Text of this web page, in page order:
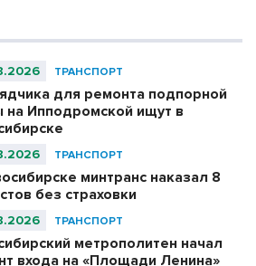
ТРАНСПОРТ
для ремонта подпорной
на Ипподромской ищут в
ТРАНСПОРТ
минтранс наказал 8
без страховки
ТРАНСПОРТ
метрополитен начал
входа на «Площади Ленина»